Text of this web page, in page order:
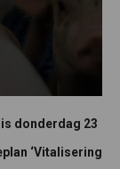
donderdag 23
‘Vitalisering